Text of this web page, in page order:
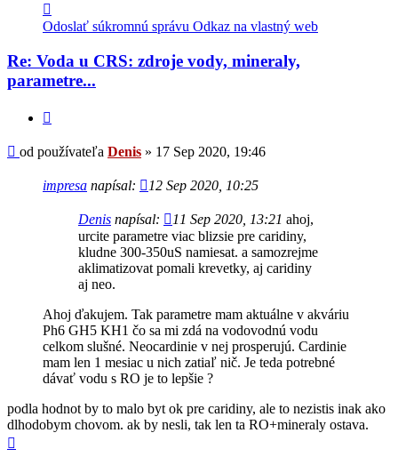
informácie
používateľa
Denis
Odoslať súkromnú správu Odkaz na vlastný web
Re: Voda u CRS: zdroje vody, mineraly,
parametre...
Príspevok
od používateľa Denis » 17 Sep 2020, 19:46
impresa napísal: 12 Sep 2020, 10:25
Denis napísal: 11 Sep 2020, 13:21 ahoj,
urcite parametre viac blizsie pre caridiny,
kludne 300-350uS namiesat. a samozrejme
aklimatizovat pomali krevetky, aj caridiny
aj neo.
Ahoj ďakujem. Tak parametre mam aktuálne v akváriu
Ph6 GH5 KH1 čo sa mi zdá na vodovodnú vodu
celkom slušné. Neocardinie v nej prosperujú. Cardinie
mam len 1 mesiac u nich zatiaľ nič. Je teda potrebné
dávať vodu s RO je to lepšie ?
podla hodnot by to malo byt ok pre caridiny, ale to nezistis inak ako
dlhodobym chovom. ak by nesli, tak len ta RO+mineraly ostava.